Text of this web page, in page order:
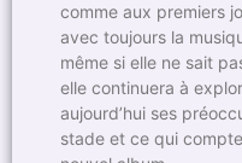
comme aux premiers
avec toujours la
même si elle ne sait
elle continuera à
aujourd’hui ses
stade et ce qui